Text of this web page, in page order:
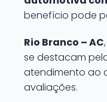
benefício pode
Rio Branco – AC
se destacam
atendimento ao
avaliações.